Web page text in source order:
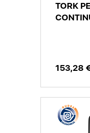
TORK
153,28